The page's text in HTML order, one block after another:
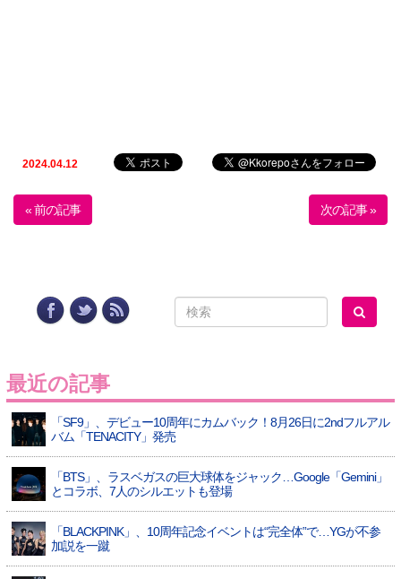
2024.04.12
« 前の記事 次の記事 »
最近の記事
「SF9」、デビュー10周年にカムバック！8月26日に2ndフルアル
バム「TENACITY」発売
「BTS」、ラスベガスの巨大球体をジャック…Google「Gemini」
とコラボ、7人のシルエットも登場
「BLACKPINK」、10周年記念イベントは“完全体”で…YGが不参
加説を一蹴